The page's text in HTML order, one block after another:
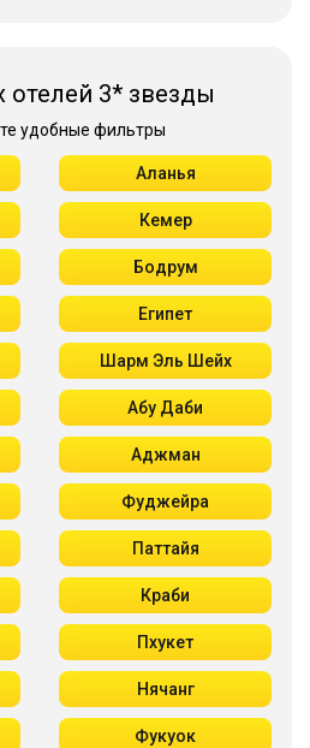
3* звезды
удобные фильтры
Аланья
Кемер
Бодрум
Египет
Шарм Эль Шейх
Абу Даби
Аджман
Фуджейра
Паттайя
Краби
Пхукет
Нячанг
Фукуок